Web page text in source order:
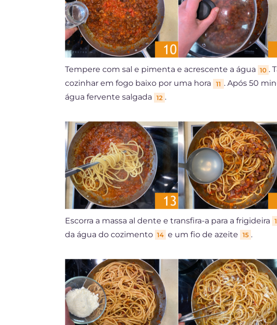
Tempere com sal e pimenta e acrescente a água 10 .
cozinhar em fogo baixo por uma hora
11 . Após 50
água fervente salgada
12 .
Escorra a massa al dente e transfira-a para a frigideira
da água do cozimento 14 e um fio de azeite 15 .